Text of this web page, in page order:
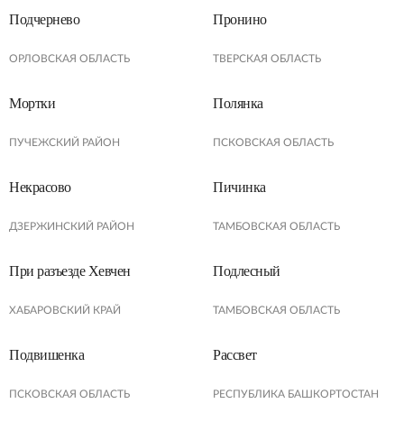
Подчернево
ОРЛОВСКАЯ ОБЛАСТЬ
Пронино
ТВЕРСКАЯ ОБЛАСТЬ
Мортки
ПУЧЕЖСКИЙ РАЙОН
Полянка
ПСКОВСКАЯ ОБЛАСТЬ
Некрасово
ДЗЕРЖИНСКИЙ РАЙОН
Пичинка
ТАМБОВСКАЯ ОБЛАСТЬ
При разъезде Хевчен
ХАБАРОВСКИЙ КРАЙ
Подлесный
ТАМБОВСКАЯ ОБЛАСТЬ
Подвишенка
ПСКОВСКАЯ ОБЛАСТЬ
Рассвет
РЕСПУБЛИКА БАШКОРТОСТАН